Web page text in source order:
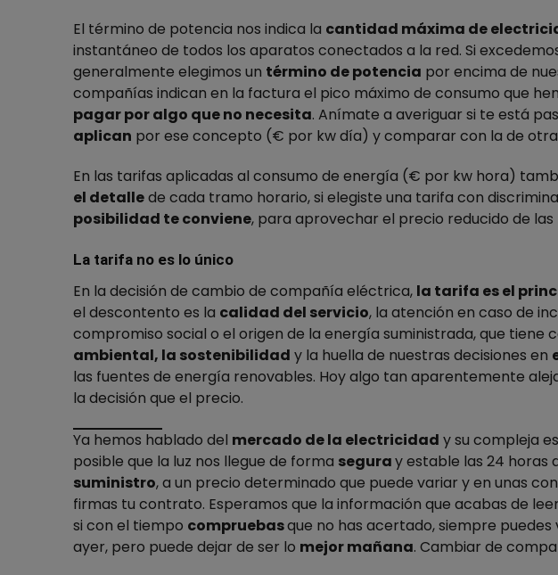
El término de potencia nos indica la cantidad máxima de
instantáneo de todos los aparatos conectados a la red. Si
generalmente elegimos un término de potencia por encima de
compañías indican en la factura el pico máximo de consumo que
pagar por algo que no necesita. Anímate a averiguar si te está
aplican por ese concepto (€ por kw día) y comparar con la de
En las tarifas aplicadas al consumo de energía (€ por kw hora)
el detallede cada tramo horario, si elegiste una tarifa con
posibilidad te conviene, para aprovechar el precio reducido de
La tarifa no es lo único
En la decisión de cambio de compañía eléctrica, la tarifa es el
el descontento es la calidad del servicio, la atención en caso de
compromiso social o el origen de la energía suministrada, que tiene
ambiental, la sostenibilidad y la huella de nuestras decisiones en
las fuentes de energía renovables. Hoy algo tan aparentemente
la decisión que el precio.
Ya hemos hablado del mercado de la electricidad y su compleja
posible que la luz nos llegue de forma seguray estable las 24 horas
suministro, a un precio determinado que puede variar y en unas
firmas tu contrato. Esperamos que la información que acabas de
si con el tiempo compruebasque no has acertado, siempre
ayer, pero puede dejar de ser lo mejor mañana. Cambiar de